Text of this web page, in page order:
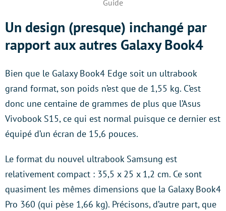
Guide
Un design (presque) inchangé par
rapport aux autres Galaxy Book4
Bien que le Galaxy Book4 Edge soit un ultrabook
grand format, son poids n’est que de 1,55 kg. C’est
donc une centaine de grammes de plus que l’Asus
Vivobook S15, ce qui est normal puisque ce dernier est
équipé d’un écran de 15,6 pouces.
Le format du nouvel ultrabook Samsung est
relativement compact : 35,5 x 25 x 1,2 cm. Ce sont
quasiment les mêmes dimensions que la Galaxy Book4
Pro 360 (qui pèse 1,66 kg). Précisons, d’autre part, que